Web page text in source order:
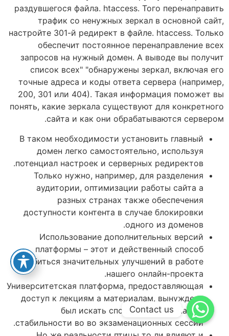
раздувшегося файла. htaccess. Того перенаправить
трафик со ненужных зеркал в основной сайт,
настройте 301-й редирект в файле. htaccess. Только
обеспечит постоянное перенаправление всех
запросов на нужный домен. А выводе вы получит
список всех" "обнаружены зеркал, включая его
точные адреса и коды ответа сервера (например,
200, 301 или 404). Такая информация поможет вы
понять, какие зеркала существуют для конкретного
сайта и как они обрабатываются сервером.
В таком необходимости установить главный
домен легко самостоятельно, используя
потенциал настроек и серверных редиректов.
Только нужно, например, для разделения
аудитории, оптимизации работы сайта а
разных странах также обеспечения
доступности контента в случае блокировки
одного из доменов.
Использование дополнительных версий
платформы – этот и действенный способ
добиться значительных улучшений в работе
нашего онлайн-проекта.
Университетская платформа, предоставляющая
доступ к лекциям а материалам, вынуждена
был искать способы поддержанию
стабильности во во экзаменационных сессий.
Contact us